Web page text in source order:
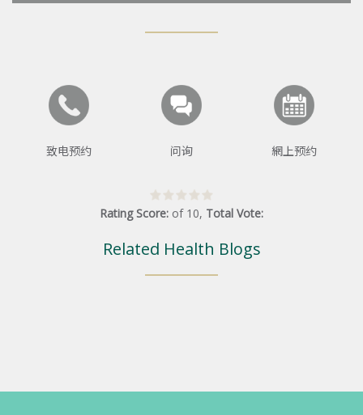
致电预约 问询 網上预约
Rating Score: of 10, Total Vote:
Related Health Blogs